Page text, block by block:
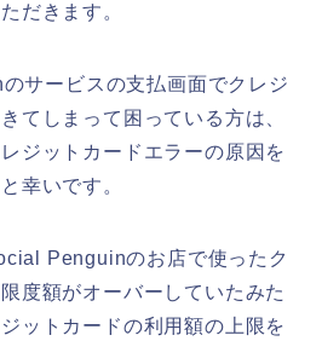
だきます。
サービスの支払画面でクレジ
てしまって困っている方は、
ジットカードエラーの原因を
幸いです。
Penguinのお店で使ったク
度額がオーバーしていたみた
ットカードの利用額の上限を